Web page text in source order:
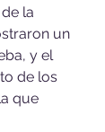
la
un
y el
de los
que